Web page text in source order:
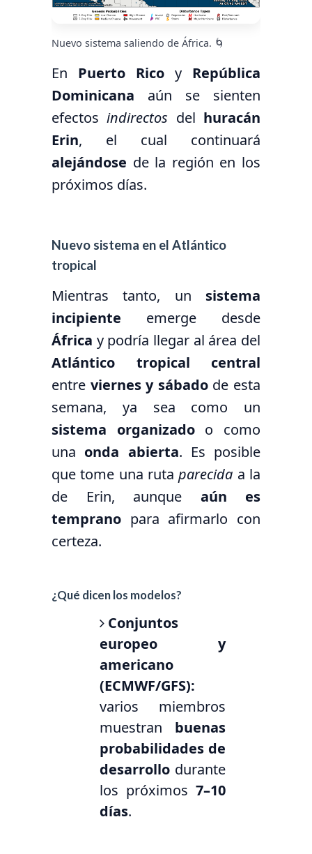
Nuevo sistema saliendo de África. 🌀
En Puerto Rico y República
Dominicana aún se sienten
efectosindirectos del huracán
Erin, el cual continuará
alejándose de la región en los
próximos días.
Nuevo sistema en el Atlántico
tropical
Mientras tanto, un sistema
incipiente emerge desde
África y podría llegar al área del
Atlántico tropical central
entre viernes y sábadode esta
semana, ya sea como un
sistema organizadoo como
una onda abierta. Es posible
que tome una rutaparecida a la
de Erin, aunque aún es
temprano para afirmarlo con
certeza.
¿Qué dicen los modelos?
Conjuntos
europeo y
americano
(ECMWF/GFS):
varios miembros
muestran buenas
probabilidades de
desarrollo durante
los próximos 7–10
días.